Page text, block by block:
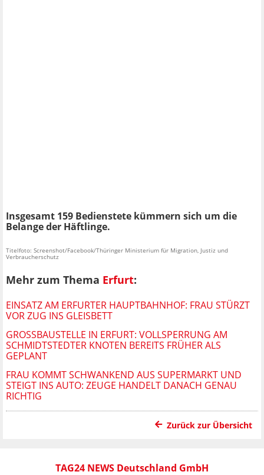
Insgesamt 159 Bedienstete kümmern sich um die
Belange der Häftlinge.
Titelfoto: Screenshot/Facebook/Thüringer Ministerium für Migration, Justiz und
Verbraucherschutz
Mehr zum Thema Erfurt:
EINSATZ AM ERFURTER HAUPTBAHNHOF: FRAU STÜRZT
VOR ZUG INS GLEISBETT
GROSSBAUSTELLE IN ERFURT: VOLLSPERRUNG AM S
CHMIDTSTEDTER KNOTEN BEREITS FRÜHER ALS G
EPLANT
FRAU KOMMT SCHWANKEND AUS SUPERMARKT UND
STEIGT INS AUTO: ZEUGE HANDELT DANACH GENAU
RICHTIG
Zurück zur Übersicht
TAG24 NEWS Deutschland GmbH